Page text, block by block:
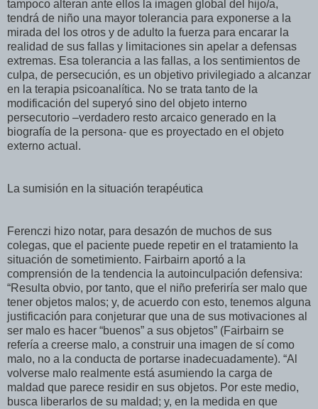
tampoco alteran ante ellos la imagen global del hijo/a,
tendrá de niño una mayor tolerancia para exponerse a la
mirada del los otros y de adulto la fuerza para encarar la
realidad de sus fallas y limitaciones sin apelar a defensas
extremas. Esa tolerancia a las fallas, a los sentimientos de
culpa, de persecución, es un objetivo privilegiado a alcanzar
en la terapia psicoanalítica. No se trata tanto de la
modificación del superyó sino del objeto interno
persecutorio –verdadero resto arcaico generado en la
biografía de la persona- que es proyectado en el objeto
externo actual.
La sumisión en la situación terapéutica
Ferenczi hizo notar, para desazón de muchos de sus
colegas, que el paciente puede repetir en el tratamiento la
situación de sometimiento. Fairbairn aportó a la
comprensión de la tendencia la autoinculpación defensiva:
“Resulta obvio, por tanto, que el niño preferiría ser malo que
tener objetos malos; y, de acuerdo con esto, tenemos alguna
justificación para conjeturar que una de sus motivaciones al
ser malo es hacer “buenos” a sus objetos” (Fairbairn se
refería a creerse malo, a construir una imagen de sí como
malo, no a la conducta de portarse inadecuadamente). “Al
volverse malo realmente está asumiendo la carga de
maldad que parece residir en sus objetos. Por este medio,
busca liberarlos de su maldad; y, en la medida en que